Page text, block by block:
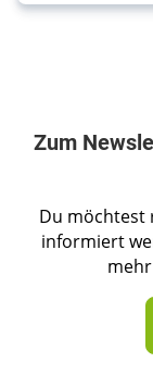
Zum
Du möchtest
informiert